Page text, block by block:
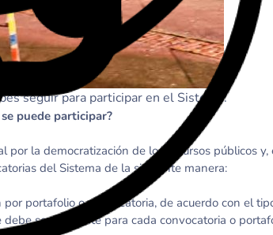
seguir para participar en el Sistema.
puede participar?
la democratización de los recursos públicos
del Sistema de la siguiente manera:
portafolio o convocatoria, de acuerdo con el
ser diferente para cada convocatoria o